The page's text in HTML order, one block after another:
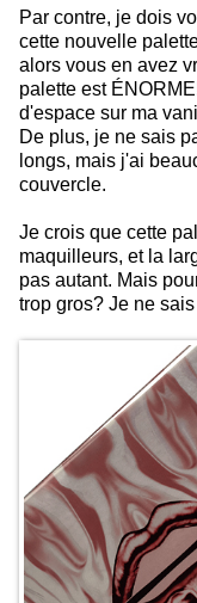
Par contre, je dois
cette nouvelle
alors vous en avez
palette est
d'espace sur ma
De plus, je ne sais
longs, mais j'ai
couvercle.
Je crois que cette
maquilleurs, et la
pas autant. Mais
trop gros? Je ne